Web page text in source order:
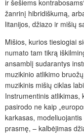
ir šešiems
žanrinį hibridiškumą,
litanijos, džiazo ir mišių
Mišios, kurios tiesiogiai
numato tam tikrą
ansamblį sudarantys
muzikinio atlikimo
muzikinis mišių ciklas
Instrumentinis atlikimas,
pasirodo ne kaip
karkasas,
prasmę, – kalbėjimas